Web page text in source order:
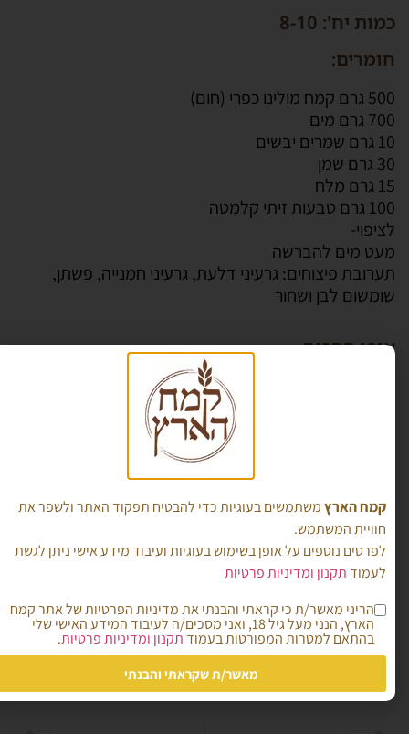
כמות יח': 8-10
חומרים:
500 גרם קמח מולינו כפרי (חום)
700 גרם מים
10 גרם שמרים יבשים
30 גרם שמן
15 גרם מלח
100 גרם טבעות זיתי קלמטה
לציפוי-
מעט מים להברשה
תערובת פיצוחים: גרעיני דלעת, גרעיני חמנייה, פשתן,
שומשום לבן ושחור
אופן ההכנה
בקערת מיקסר עם וו גיטרה מניחים את כל מרכיבי הבצק
ומערבלים במהירות איטית כ-4 דקות.
מוסיפים את הזיתים ומערבלים עוד כחצי דקה, עד
מעבירים את הבצק למשטח מקומח היטב.
מחלקים לכדורים של 100 גרם ומניחים להתפחה כשעה.
מברישים במעט מים ומפזרים מעל את תערובת הפיצוחים.
אופים בתנור שחומם מראש ל-190 מעלות במשך 25-30
דקות, או עד שהלחמניות מוכנות.
ביציאה מהתנור מכסים במגבת נקייה.
בתאבון !
צילום : נועה שרון
קמח הארץמשתמשים בעוגיות כדי להבטיח תפקוד האתר ולשפר את
חוויית המשתמש.
לפרטים נוספים על אופן בשימוש בעוגיות ועיבוד מידע אישי ניתן לגשת
לעמודתקנון ומדיניות פרטיות
הריני מאשר/ת כי קראתי והבנתי את מדיניות הפרטיות של אתר קמח
הארץ, הנני מעל גיל 18, ואני מסכים/ה לעיבוד המידע האישי שלי
בהתאם למטרות המפורטות בעמודתקנון ומדיניות פרטיות.
מאשר/ת שקראתי והבנתי